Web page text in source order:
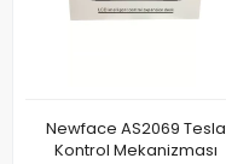
Newface AS2069 Tesla
Kontrol Mekanizması